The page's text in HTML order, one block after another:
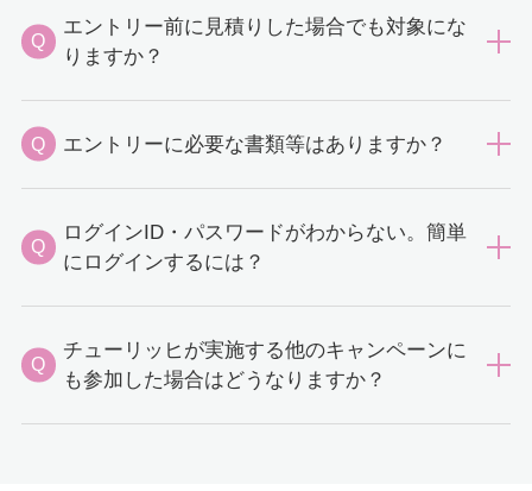
Q
エントリー前に見積りした場合でも対象にな
りますか？
Q エントリーに必要な書類等はありますか？
Q
ログインID・パスワードがわからない。簡単
にログインするには？
Q
チューリッヒが実施する他のキャンペーンに
も参加した場合はどうなりますか？